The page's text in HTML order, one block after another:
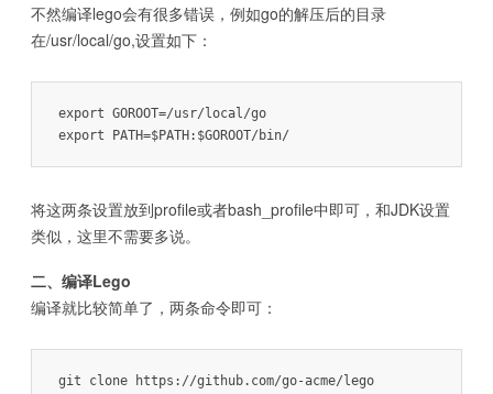
不然编译lego会有很多错误，例如go的解压后的目录
在/usr/local/go,设置如下：
export GOROOT=/usr/local/go
export PATH=$PATH:$GOROOT/bin/
将这两条设置放到profile或者bash_profile中即可，和JDK设置
类似，这里不需要多说。
二、编译Lego
编译就比较简单了，两条命令即可：
git clone https://github.com/go-acme/lego